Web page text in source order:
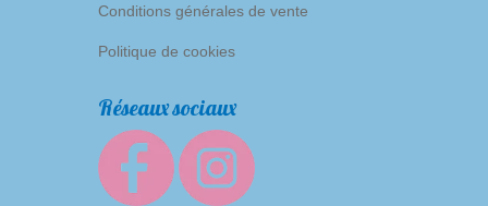
Conditions générales de vente
Politique de cookies
Réseaux sociaux